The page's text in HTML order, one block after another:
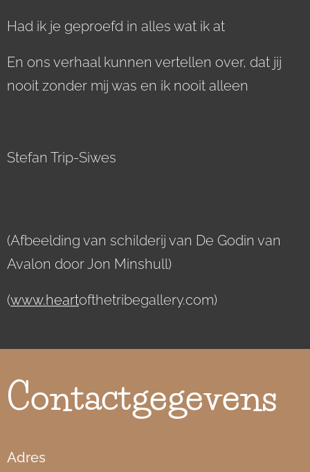
Had ik je geproefd in alles wat ik at
En ons verhaal kunnen vertellen over, dat jij
nooit zonder mij was en ik nooit alleen
Stefan Trip-Siwes
(Afbeelding van schilderij van De Godin van
Avalon door Jon Minshull)
(www.heartofthetribegallery.com)
Contactgegevens
Adres